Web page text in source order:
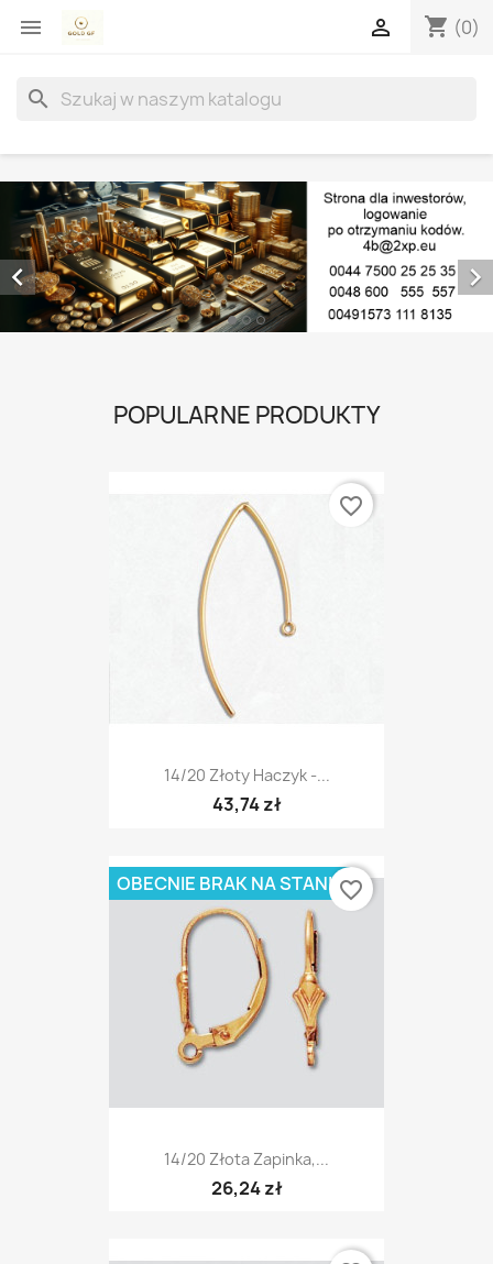
 shopping_cart (0)

search
 
POPULARNE PRODUKTY
14/20 Złoty Haczyk -...
43,74 zł
favorite_border
14/20 Złota Zapinka,...
26,24 zł
OBECNIE BRAK NA STANIEfavorite_border